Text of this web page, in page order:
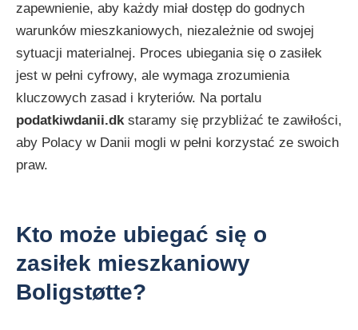
zapewnienie, aby każdy miał dostęp do godnych
warunków mieszkaniowych, niezależnie od swojej
sytuacji materialnej. Proces ubiegania się o zasiłek
jest w pełni cyfrowy, ale wymaga zrozumienia
kluczowych zasad i kryteriów. Na portalu
podatkiwdanii.dk staramy się przybliżać te zawiłości,
aby Polacy w Danii mogli w pełni korzystać ze swoich
praw.
Kto może ubiegać się o
zasiłek mieszkaniowy
Boligstøtte?